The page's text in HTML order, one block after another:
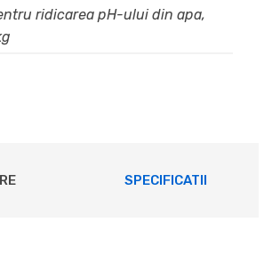
ridicarea pH-ului din apa,
SPECIFICATII